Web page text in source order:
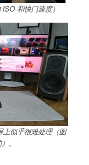
和快门速度）
似乎很难处理（图
。